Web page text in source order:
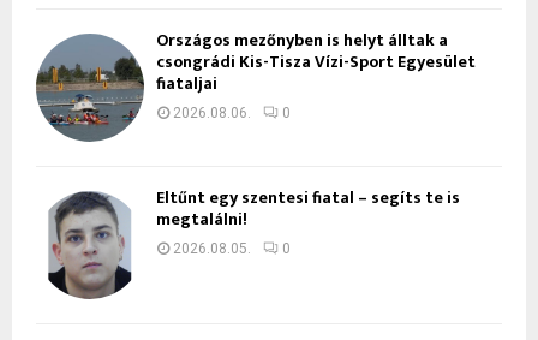
Országos mezőnyben is helyt álltak a
csongrádi Kis-Tisza Vízi-Sport Egyesület
fiataljai
2026.08.06. 0
Eltűnt egy szentesi fiatal – segíts te is
megtalálni!
2026.08.05. 0